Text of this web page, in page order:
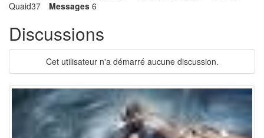
Quaid37
Messages 6
Discussions
Cet utilisateur n'a démarré aucune discussion.